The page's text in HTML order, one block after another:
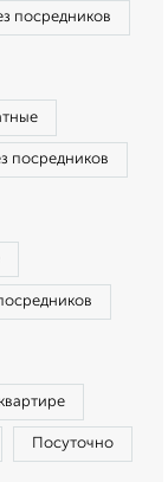
посредников
посредников
Посуточно